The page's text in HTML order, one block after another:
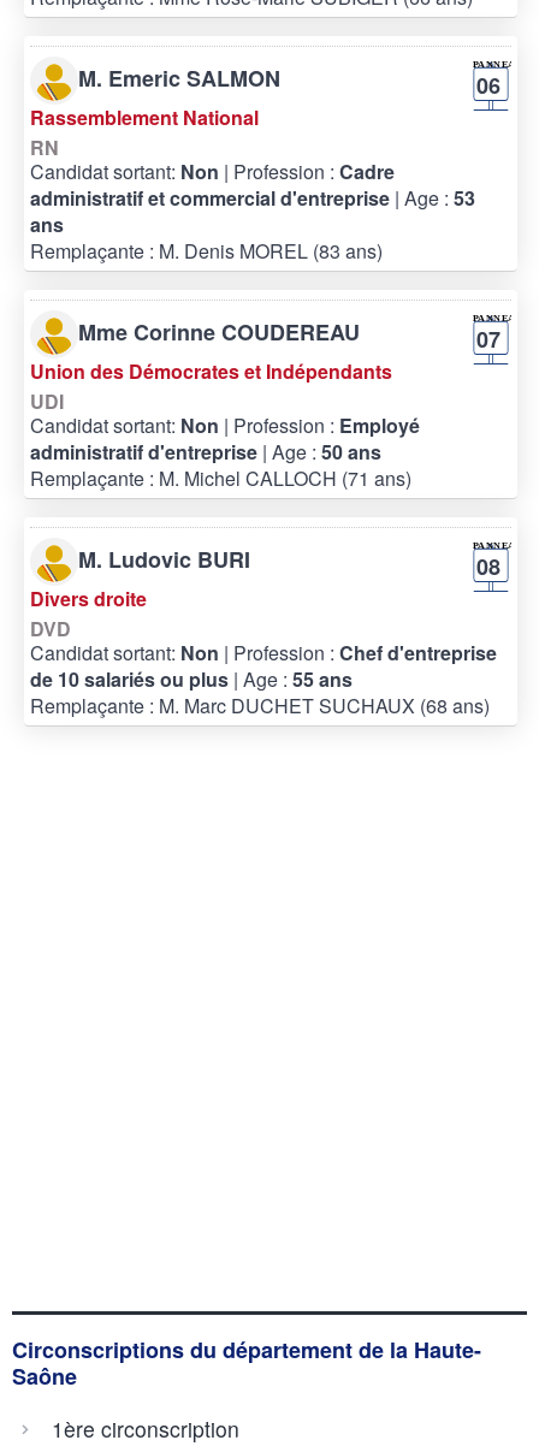
M. Emeric SALMON 06
Rassemblement National
RN
Candidat sortant: Non | Profession : Cadre
administratif et commercial d'entreprise | Age : 53
ans
Remplaçante : M. Denis MOREL (83 ans)
Mme Corinne COUDEREAU 07
Union des Démocrates et Indépendants
UDI
Candidat sortant: Non | Profession : Employé
administratif d'entreprise | Age : 50 ans
Remplaçante : M. Michel CALLOCH (71 ans)
M. Ludovic BURI 08
Divers droite
DVD
Candidat sortant: Non | Profession : Chef d'entreprise
de 10 salariés ou plus | Age : 55 ans
Remplaçante : M. Marc DUCHET SUCHAUX (68 ans)
Circonscriptions du département de la Haute-
Saône
1ère circonscription